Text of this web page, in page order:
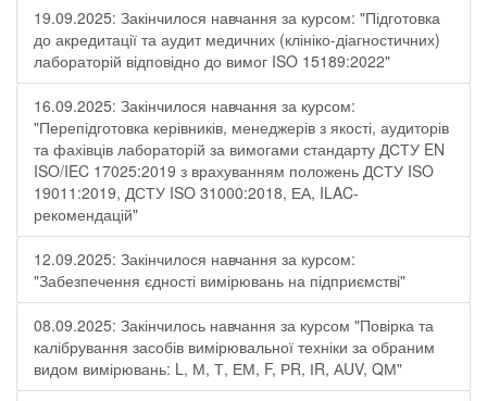
19.09.2025: Закінчилося навчання за курсом: "Підготовка
до акредитації та аудит медичних (клініко-діагностичних)
лабораторій відповідно до вимог ISO 15189:2022"
16.09.2025: Закінчилося навчання за курсом:
"Перепідготовка керівників, менеджерів з якості, аудиторів
та фахівців лабораторій за вимогами стандарту ДСТУ EN
ISO/IEC 17025:2019 з врахуванням положень ДСТУ ISO
19011:2019, ДСТУ ISO 31000:2018, ЕА, ILAC-
рекомендацій"
12.09.2025: Закінчилося навчання за курсом:
"Забезпечення єдності вимірювань на підприємстві"
08.09.2025: Закінчилось навчання за курсом "Повірка та
калібрування засобів вимірювальної техніки за обраним
видом вимірювань: L, М, Т, ЕМ, F, РR, ІR, АUV, QМ"